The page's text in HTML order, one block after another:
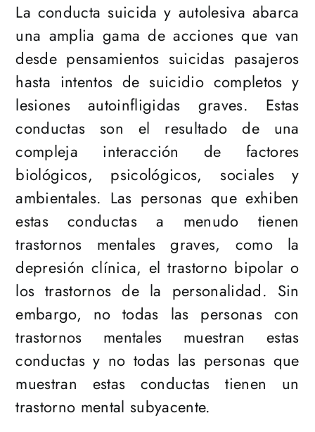
La conducta suicida y autolesiva abarca
una amplia gama de acciones que van
desde pensamientos suicidas pasajeros
hasta intentos de suicidio completos y
lesiones autoinfligidas graves. Estas
conductas son el resultado de una
compleja interacción de factores
biológicos, psicológicos, sociales y
ambientales. Las personas que exhiben
estas conductas a menudo tienen
trastornos mentales graves, como la
depresión clínica, el trastorno bipolar o
los trastornos de la personalidad. Sin
embargo, no todas las personas con
trastornos mentales muestran estas
conductas y no todas las personas que
muestran estas conductas tienen un
trastorno mental subyacente.